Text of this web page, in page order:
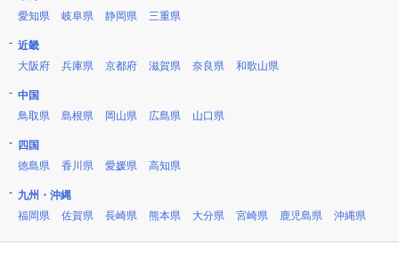
愛知県
岐阜県 静岡県 三重県
近畿
大阪府
兵庫県 京都府 滋賀県 奈良県 和歌山県
中国
鳥取県
島根県 岡山県 広島県 山口県
四国
徳島県
香川県 愛媛県 高知県
九州・沖縄
福岡県
佐賀県 長崎県 熊本県 大分県 宮崎県 鹿児島県 沖縄県